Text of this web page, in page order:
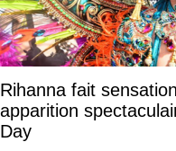
Rihanna fait
apparition
Day